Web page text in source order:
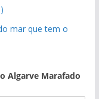
mar que tem o
Algarve Marafado